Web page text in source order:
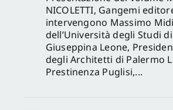
NICOLETTI, Gangemi
intervengono Massimo
dell’Università degli Studi
Giuseppina Leone,
degli Architetti di Palermo
Prestinenza Puglisi,...